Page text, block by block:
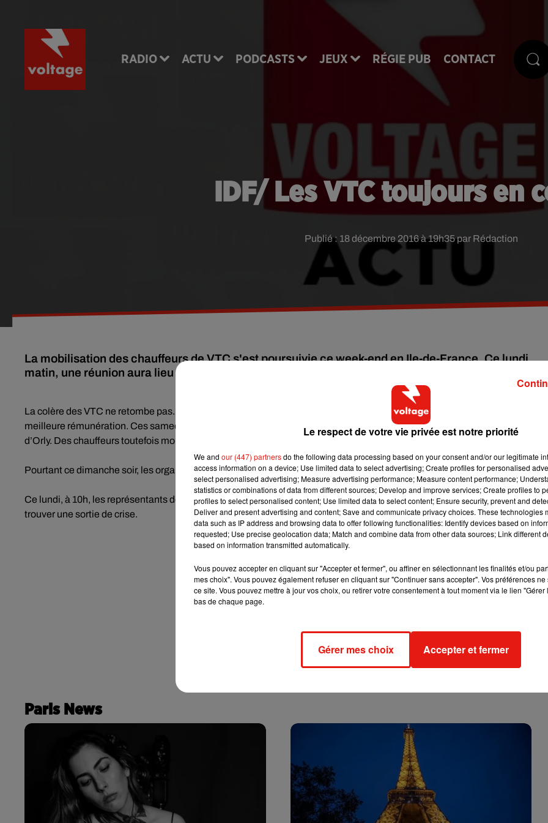
RADIO ACTU PODCASTS JEUX RÉGIE PUB CONTACT
IDF/ Les VTC toujours en
Publié : 18 décembre 2016 à 19h35 par Rédaction
La mobilisation des chauffeurs de VTC s'est poursuivie ce week-end en Ile-de-France. Ce lundi
matin, une réunion aura lieu au Ministère des Transports.
La colère des VTC ne retombe pas. Après plusieurs jours de mobilisation, les chauffeurs réclament notamment une
meilleure rémunération. Ces samedi et dimanche, plusieurs opérations de blocages ont eu lieu aux aéroports de Roissy et
d’Orly. Des chauffeurs toutefois moins nombreux que lors des premiers rassemblements en milieu de semaine.
Pourtant ce dimanche soir, les organisations ont décidé de suspendre la mobilisation à Paris, Porte Maillot.
Ce lundi, à 10h, les représentants des chauffeurs et plateformes VTC ont rendez-vous au Ministère des Transports pour
trouver une sortie de crise.
Paris News
Le respect de votre vie privée est notre priorité
We and our (447) partnersdo the following data processing based on your consent and/or our legitimate
access information on a device; Use limited data to select advertising; Create profiles for personalised
select personalised advertising; Measure advertising performance; Measure content performance;
statistics or combinations of data from different sources; Develop and improve services; Create profiles to
profiles to select personalised content; Use limited data to select content; Ensure security, prevent and
Deliver and present advertising and content; Save and communicate privacy choices. These technologies
data such as IP address and browsing data to offer following functionalities: Identify devices based on
requested; Use precise geolocation data; Match and combine data from other data sources; Link different
based on information transmitted automatically.
Vous pouvez accepter en cliquant sur "Accepter et fermer", ou affiner en sélectionnant les finalités et/ou
mes choix". Vous pouvez également refuser en cliquant sur "Continuer sans accepter". Vos préférences
ce site. Vous pouvez mettre à jour vos choix, ou retirer votre consentement à tout moment via le lien
bas de chaque page.
Gérer mes choix Accepter et fermer